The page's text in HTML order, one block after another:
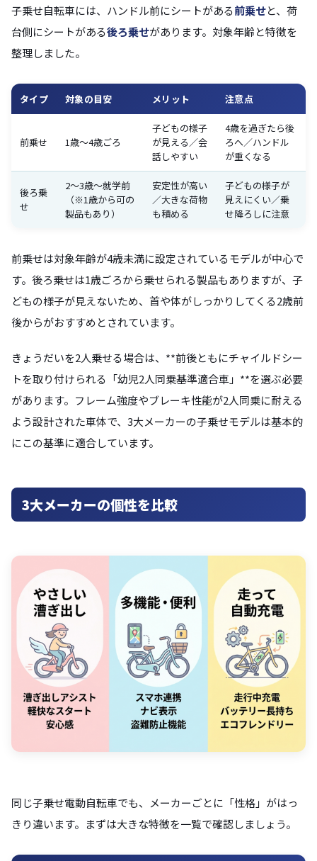
子乗せ自転車には、ハンドル前にシートがある前乗せと、荷
台側にシートがある後ろ乗せがあります。対象年齢と特徴を
整理しました。
タイプ 対象の目安 メリット 注意点
前乗せ 1歳〜4歳ごろ
子どもの様子
が見える／会
話しやすい
4歳を過ぎたら後
ろへ／ハンドル
が重くなる
後ろ乗
せ
2〜3歳〜就学前
（※1歳から可の
製品もあり）
安定性が高い
／大きな荷物
も積める
子どもの様子が
見えにくい／乗
せ降ろしに注意
前乗せは対象年齢が4歳未満に設定されているモデルが中心で
す。後ろ乗せは1歳ごろから乗せられる製品もありますが、子
どもの様子が見えないため、首や体がしっかりしてくる2歳前
後からがおすすめとされています。
きょうだいを2人乗せる場合は、**前後ともにチャイルドシー
トを取り付けられる「幼児2人同乗基準適合車」**を選ぶ必要
があります。フレーム強度やブレーキ性能が2人同乗に耐える
よう設計された車体で、3大メーカーの子乗せモデルは基本的
にこの基準に適合しています。
3大メーカーの個性を比較
同じ子乗せ電動自転車でも、メーカーごとに「性格」がはっ
きり違います。まずは大きな特徴を一覧で確認しましょう。